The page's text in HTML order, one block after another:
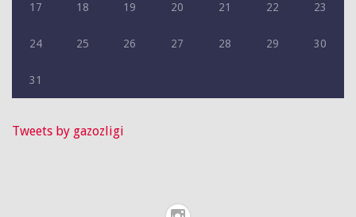
17 18 19 20 21 22 23
24 25 26 27 28 29 30
31
Tweets by gazozligi